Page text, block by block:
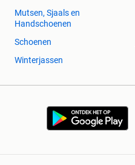
Mutsen, Sjaals en
Handschoenen
Schoenen
Winterjassen